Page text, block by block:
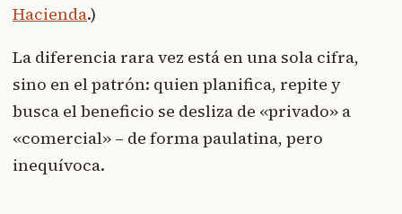
Hacienda.)
La diferencia rara vez está en una sola cifra,
sino en el patrón: quien planifica, repite y
busca el beneficio se desliza de «privado» a
«comercial» – de forma paulatina, pero
inequívoca.